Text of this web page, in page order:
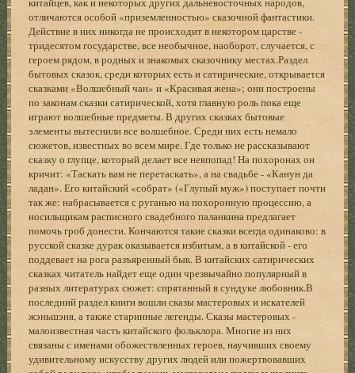
отличаются особой «приземленностью» сказочной фантастики.
Действие в них никогда не происходит в некотором царстве -
тридесятом государстве, все необычное, наоборот, случается, с
героем рядом, в родных и знакомых сказочнику местах.Раздел
бытовых сказок, среди которых есть и сатирические, открывается
сказками «Волшебный чан» и «Красивая жена»; они построены
по законам сказки сатирической, хотя главную роль пока еще
играют волшебные предметы. В других сказках бытовые
элементы вытеснили все волшебное. Среди них есть немало
сюжетов, известных во всем мире. Где только не рассказывают
сказку о глупце, который делает все невпопад! На похоронах он
кричит: «Таскать вам не перетаскать», а на свадьбе - «Канун да
ладан». Его китайский «собрат» («Глупый муж») поступает почти
так же: набрасывается с руганью на похоронную процессию, а
носильщикам расписного свадебного паланкина предлагает
помочь гроб донести. Кончаются такие сказки всегда одинаково: в
русской сказке дурак оказывается избитым, а в китайской - его
поддевает на рога разъяренный бык. В китайских сатирических
сказках читатель найдет еще один чрезвычайно популярный в
разных литературах сюжет: спрятанный в сундуке любовник.В
последний раздел книги вошли сказы мастеровых и искателей
жэньшэня, а также старинные легенды. Сказы мастеровых -
малоизвестная часть китайского фольклора. Многие из них
связаны с именами обожествленных героев, научивших своему
удивительному искусству других людей или пожертвовавших